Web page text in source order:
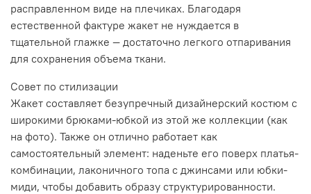
расправленном виде на плечиках. Благодаря
естественной фактуре жакет не нуждается в
тщательной глажке — достаточно легкого отпаривания
для сохранения объема ткани.
Совет по стилизации
Жакет составляет безупречный дизайнерский костюм с
широкими брюками-юбкой из этой же коллекции (как
на фото). Также он отлично работает как
самостоятельный элемент: наденьте его поверх платья-
комбинации, лаконичного топа с джинсами или юбки-
миди, чтобы добавить образу структурированности.